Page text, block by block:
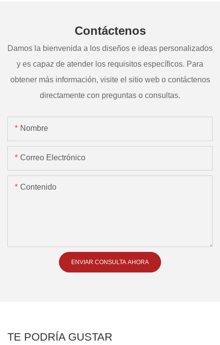
Contáctenos
Damos la bienvenida a los diseños e ideas personalizados
y es capaz de atender los requisitos específicos. Para
obtener más información, visite el sitio web o contáctenos
directamente con preguntas o consultas.
Nombre
Correo Electrónico
Contenido
ENVIAR CONSULTA AHORA
TE PODRÍA GUSTAR